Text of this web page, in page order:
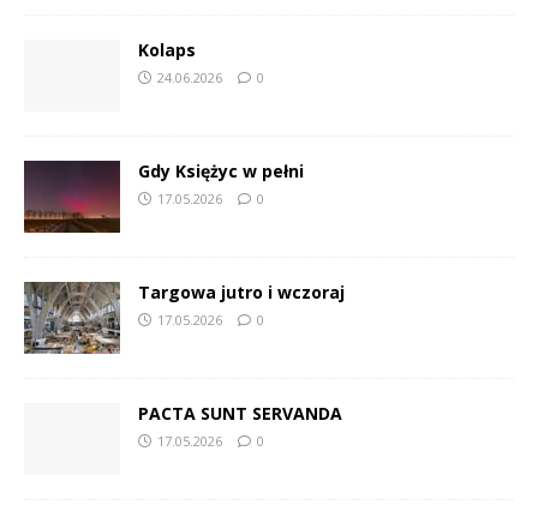
Kolaps
24.06.2026 0
Gdy Księżyc w pełni
17.05.2026 0
Targowa jutro i wczoraj
17.05.2026 0
PACTA SUNT SERVANDA
17.05.2026 0